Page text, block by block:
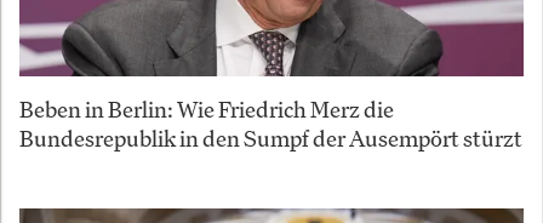
Beben in Berlin: Wie Friedrich Merz die
Bundesrepublik in den Sumpf der Ausempört stürzt